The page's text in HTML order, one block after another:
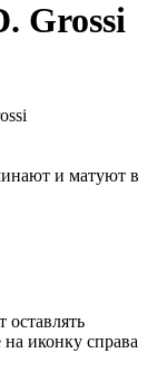
Grossi
и матуют в
оставлять
иконку справа